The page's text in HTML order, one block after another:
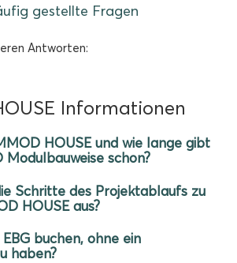
gestellte Fragen
Antworten:
Informationen
HOUSE und wie lange gibt
Modulbauweise schon?
Schritte des Projektablaufs zu
HOUSE aus?
buchen, ohne ein
haben?